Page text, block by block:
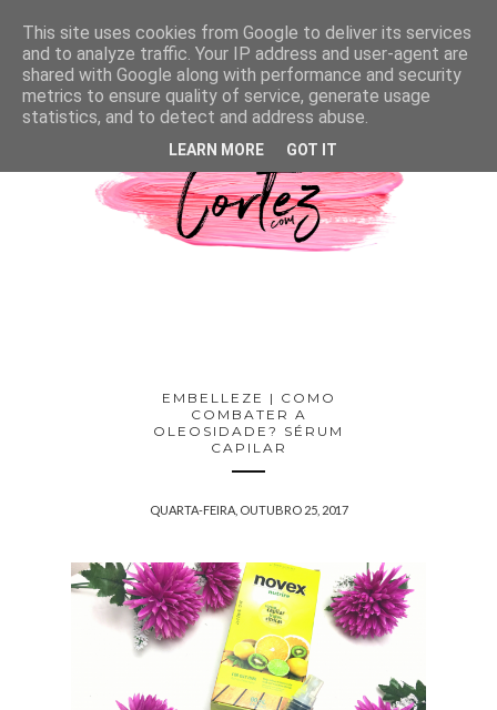
EMBELLEZE | COMO
COMBATER A
OLEOSIDADE? SÉRUM
CAPILAR
QUARTA-FEIRA, OUTUBRO 25, 2017
This site uses cookies from Google to deliver its services
and to analyze traffic. Your IP address and user-agent are
shared with Google along with performance and security
metrics to ensure quality of service, generate usage
statistics, and to detect and address abuse.
LEARN MORE GOT IT